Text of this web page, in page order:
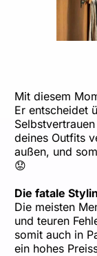
Mit diesem
Er entscheidet
deines Outfits
außen, und
😟
Die fatale
Die meisten
und teuren
somit auch in
ein hohes